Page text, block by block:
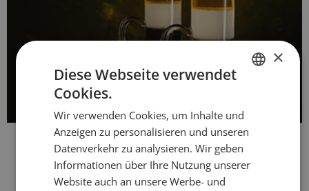
Zutaten
cl
Likör • Kaffee
FRENCH
×
Diese Webseite verwendet
Cookies.
Wir verwenden Cookies, um Inhalte und
Anzeigen zu personalisieren und unseren
Datenverkehr zu analysieren. Wir geben
Informationen über Ihre Nutzung unserer
Website auch an unsere Werbe- und